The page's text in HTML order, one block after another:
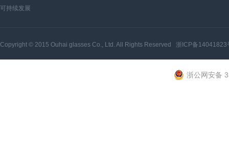
可持续发展
Copyright © 2015 Ouhai glasses Co., Ltd. All Rights Reserved 浙ICP备14041823
浙公网安备